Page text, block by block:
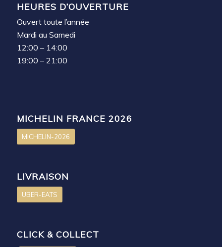
HEURES D’OUVERTURE
Ouvert toute l’année
Mardi au Samedi
12:00 – 14:00
19:00 – 21:00
MICHELIN FRANCE 2026
MICHELIN-2026
LIVRAISON
UBER-EATS
CLICK & COLLECT